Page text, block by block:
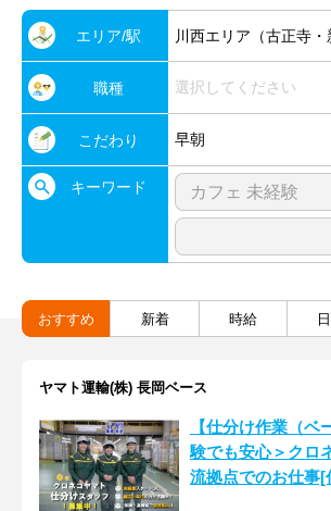
エリア/駅
職種 選択してください
こだわり 早朝
キーワード
おすすめ 新着 時給
ヤマト運輸(株) 長岡ベース
【仕分け作業（ベ
験でも安心＞クロ
流拠点でのお仕事[